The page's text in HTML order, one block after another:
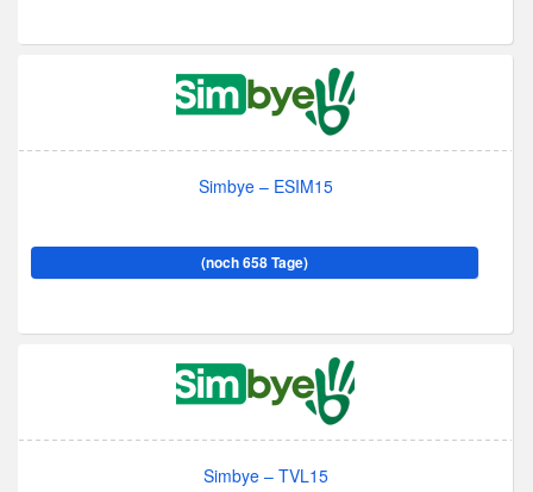
Simbye – ESIM15
(noch 658 Tage)
Simbye – TVL15